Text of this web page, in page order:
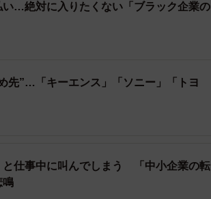
…絶対に入りたくない「ブラック企業の
先”…「キーエンス」「ソニー」「トヨ
と仕事中に叫んでしまう 「中小企業の転
鳴